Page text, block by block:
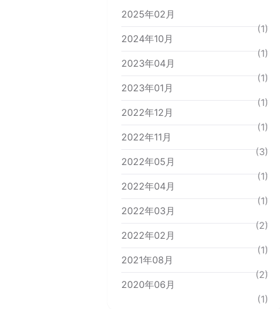
2025年02月
(1)
2024年10月
(1)
2023年04月
(1)
2023年01月
(1)
2022年12月
(1)
2022年11月
(3)
2022年05月
(1)
2022年04月
(1)
2022年03月
(2)
2022年02月
(1)
2021年08月
(2)
2020年06月
(1)